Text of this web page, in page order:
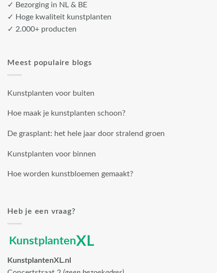
✓ Bezorging in NL & BE
✓ Hoge kwaliteit kunstplanten
✓ 2.000+ producten
Meest populaire blogs
Kunstplanten voor buiten
Hoe maak je kunstplanten schoon?
De grasplant: het hele jaar door stralend groen
Kunstplanten voor binnen
Hoe worden kunstbloemen gemaakt?
Heb je een vraag?
KunstplantenXL.nl